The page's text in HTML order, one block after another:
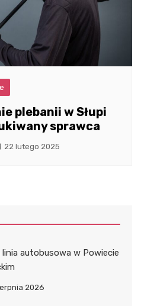
plebanii w Słupi
sprawca
22 lutego 2025
linia autobusowa w Powiecie
2026